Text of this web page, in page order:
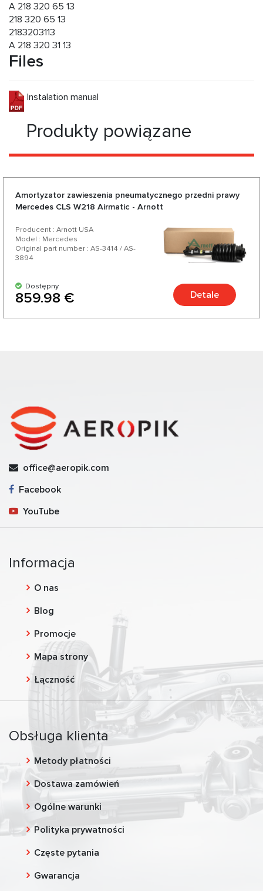
A 218 320 65 13
218 320 65 13
2183203113
A 218 320 31 13
Files
Instalation manual
Produkty powiązane
Amortyzator zawieszenia pneumatycznego przedni prawy
Mercedes CLS W218 Airmatic - Arnott
Producent : Arnott USA
Model : Mercedes
Original part number : AS-3414 / AS-
3894
Dostępny
859.98 € Detale
office@aeropik.com
Facebook
YouTube
Informacja
O nas
Blog
Promocje
Mapa strony
Łączność
Obsługa klienta
Metody płatności
Dostawa zamówień
Ogólne warunki
Polityka prywatności
Częste pytania
Gwarancja